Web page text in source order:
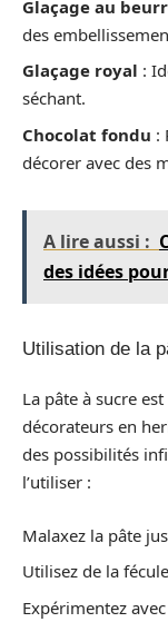
Glaçage au
des
Glaçage royal :
séchant.
Chocolat fondu :
décorer avec des
A lire aussi :
des idées
Utilisation de la
La pâte à sucre
décorateurs en
des possibilités
l’utiliser :
Malaxez la pâte
Utilisez de la
Expérimentez